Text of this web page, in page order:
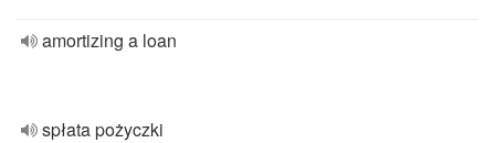
amortizing a loan
spłata pożyczki